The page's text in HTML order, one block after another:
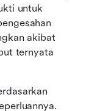
untuk
akibat
ternyata